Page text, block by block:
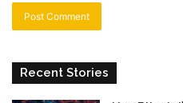
Recent Stories